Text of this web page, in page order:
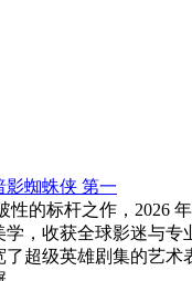
影蜘蛛侠 第一
的标杆之作，2026
，收获全球影迷与
超级英雄剧集的艺